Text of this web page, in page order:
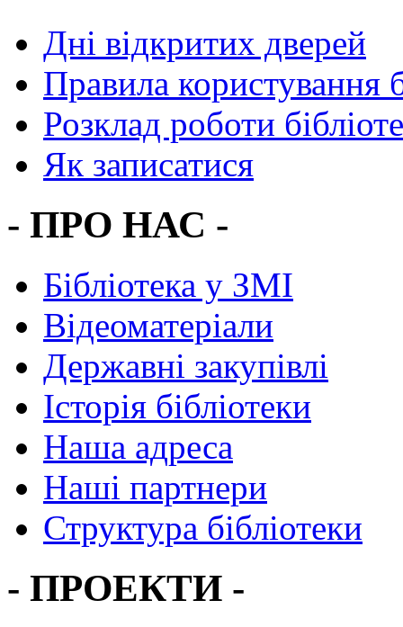
Дні відкритих дверей
Правила користування
Розклад роботи
Як записатися
- ПРО НАС -
Бібліотека у ЗМІ
Відеоматеріали
Державні закупівлі
Історія бібліотеки
Наша адреса
Наші партнери
Структура бібліотеки
- ПРОЕКТИ -